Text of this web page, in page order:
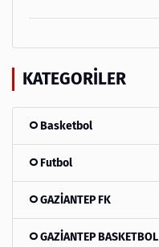
KATEGORILER
Basketbol
Futbol
GAZİANTEP FK
GAZİANTEP BASKETBOL